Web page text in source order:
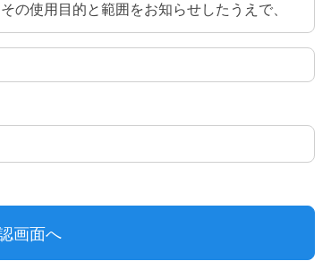
の使用目的と範囲をお知らせしたうえで、
ます。
す。
ん。